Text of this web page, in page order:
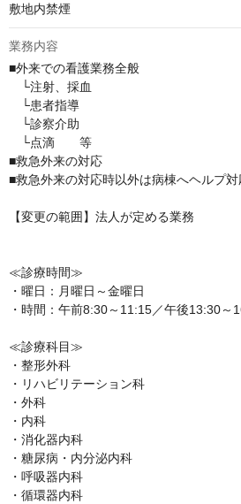
敷地内禁煙
業務内容
■外来での看護業務全般
└注射、採血
└患者指導
└診察介助
└点滴　　等
■救急外来の対応
■救急外来の対応時以外は病棟へヘルプ対
【変更の範囲】法人が定める業務
≪診療時間≫
・曜日：月曜日～金曜日
・時間：午前8:30～11:15／午後13:30～
≪診療科目≫
・整形外科
・リハビリテーション科
・外科
・内科
・消化器内科
・糖尿病・内分泌内科
・呼吸器内科
・循環器内科